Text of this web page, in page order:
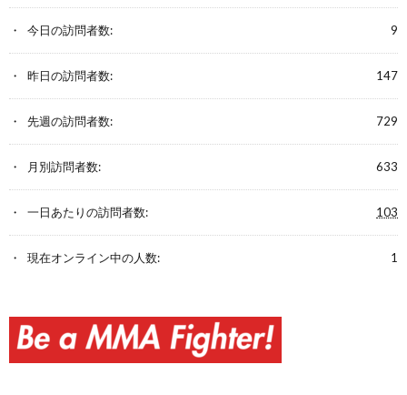
9
今日の訪問者数:
147
昨日の訪問者数:
729
先週の訪問者数:
633
月別訪問者数:
103
一日あたりの訪問者数:
1
現在オンライン中の人数: